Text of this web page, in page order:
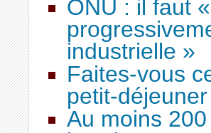
ONU : il faut
industrielle »
Faites-vous
petit-
Au moins